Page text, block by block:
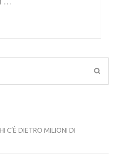
C’È DIETRO MILIONI DI